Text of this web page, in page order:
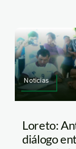
Noticias
Loreto:
diálogo